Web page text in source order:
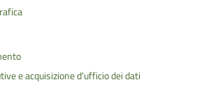
e acquisizione d'ufficio dei dati